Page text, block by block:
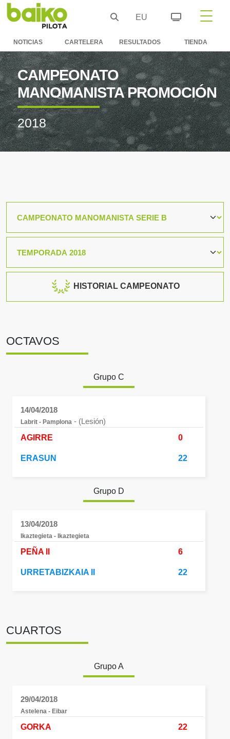
EU
NOTICIAS CARTELERA RESULTADOS TIENDA
CAMPEONATO
MANOMANISTA PROMOCIÓN
2018
HISTORIAL CAMPEONATO
OCTAVOS
Grupo C
14/04/2018
Labrit - Pamplona - (Lesión)
AGIRRE
0
ERASUN 22
Grupo D
13/04/2018
Ikaztegieta - Ikaztegieta
PEÑA II 6
URRETABIZKAIA II 22
CUARTOS
Grupo A
29/04/2018
Astelena - Eibar
GORKA 22